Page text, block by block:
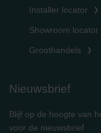
Installer locator
Showroom locator
Groothandels
Nieuwsbrief
Blijf op de hoogte van
voor de nieuwsbrief